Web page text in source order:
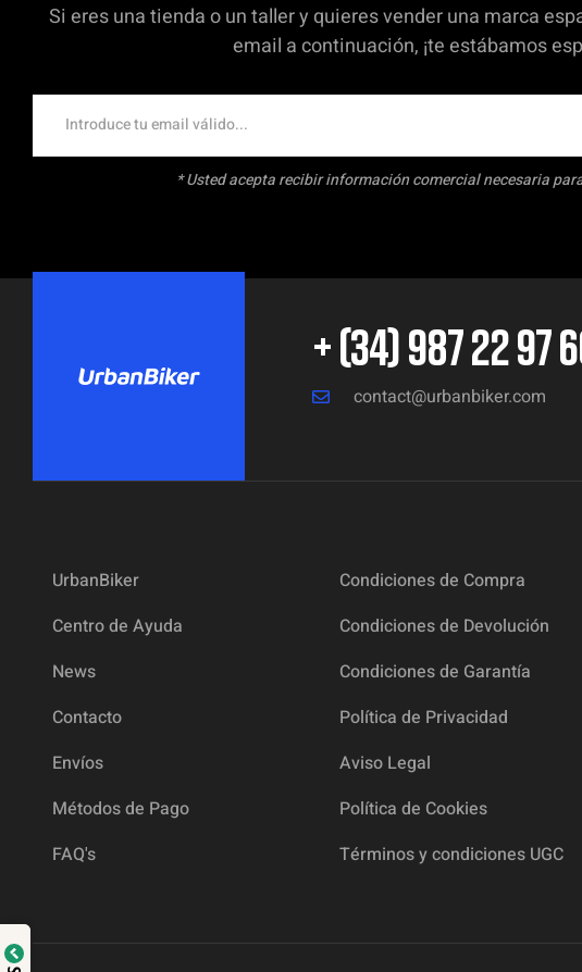
Si eres una tienda o un taller y quieres vender una marca
email a continuación, ¡te estábamos
* Usted acepta recibir información comercial necesaria
+ (34) 987 22 97
contact@urbanbiker.com
UrbanBiker
Centro de Ayuda
News
Contacto
Envíos
Métodos de Pago
FAQ's
Condiciones de Compra
Condiciones de Devolución
Condiciones de Garantía
Política de Privacidad
Aviso Legal
Política de Cookies
Términos y condiciones UGC